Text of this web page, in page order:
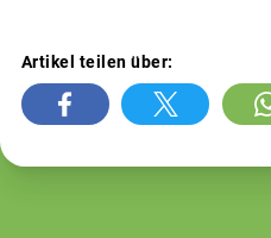
Artikel teilen über: